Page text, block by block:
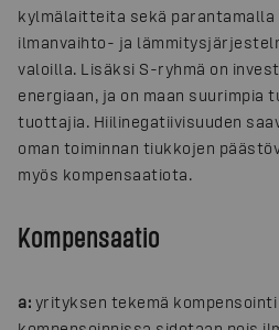
kylmälaitteita sekä
ilmanvaihto- ja
valoilla. Lisäksi S-ryhmä on
energiaan, ja on maan suurimpia
tuottajia. Hiilinegatiivisuuden
oman toiminnan tiukkojen
myös kompensaatiota.
Kompensaatio
a: yrityksen tekemä